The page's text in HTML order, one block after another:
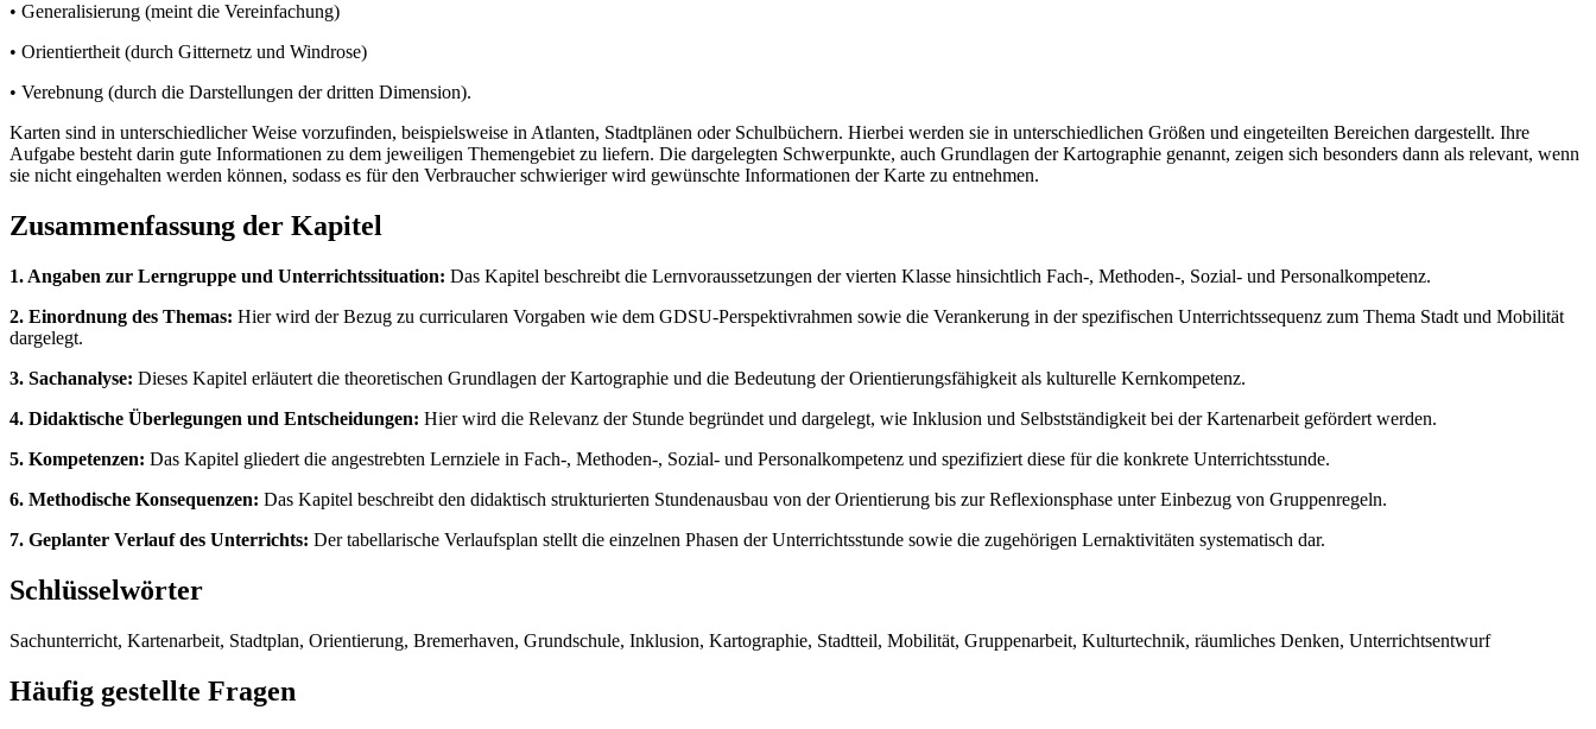
• Generalisierung (meint die Vereinfachung)
• Orientiertheit (durch Gitternetz und Windrose)
• Verebnung (durch die Darstellungen der dritten Dimension).
Karten sind in unterschiedlicher Weise vorzufinden, beispielsweise in Atlanten, Stadtplänen oder Schulbüchern. Hierbei werden sie in unterschiedlichen Größen und eingeteilten Bereichen dargestellt. Ihre
Aufgabe besteht darin gute Informationen zu dem jeweiligen Themengebiet zu liefern. Die dargelegten Schwerpunkte, auch Grundlagen der Kartographie genannt, zeigen sich besonders dann als relevant, wenn
sie nicht eingehalten werden können, sodass es für den Verbraucher schwieriger wird gewünschte Informationen der Karte zu entnehmen.
Zusammenfassung der Kapitel
1. Angaben zur Lerngruppe und Unterrichtssituation: Das Kapitel beschreibt die Lernvoraussetzungen der vierten Klasse hinsichtlich Fach-, Methoden-, Sozial- und Personalkompetenz.
2. Einordnung des Themas: Hier wird der Bezug zu curricularen Vorgaben wie dem GDSU-Perspektivrahmen sowie die Verankerung in der spezifischen Unterrichtssequenz zum Thema Stadt und Mobilität
dargelegt.
3. Sachanalyse: Dieses Kapitel erläutert die theoretischen Grundlagen der Kartographie und die Bedeutung der Orientierungsfähigkeit als kulturelle Kernkompetenz.
4. Didaktische Überlegungen und Entscheidungen: Hier wird die Relevanz der Stunde begründet und dargelegt, wie Inklusion und Selbstständigkeit bei der Kartenarbeit gefördert werden.
5. Kompetenzen: Das Kapitel gliedert die angestrebten Lernziele in Fach-, Methoden-, Sozial- und Personalkompetenz und spezifiziert diese für die konkrete Unterrichtsstunde.
6. Methodische Konsequenzen: Das Kapitel beschreibt den didaktisch strukturierten Stundenausbau von der Orientierung bis zur Reflexionsphase unter Einbezug von Gruppenregeln.
7. Geplanter Verlauf des Unterrichts: Der tabellarische Verlaufsplan stellt die einzelnen Phasen der Unterrichtsstunde sowie die zugehörigen Lernaktivitäten systematisch dar.
Schlüsselwörter
Sachunterricht, Kartenarbeit, Stadtplan, Orientierung, Bremerhaven, Grundschule, Inklusion, Kartographie, Stadtteil, Mobilität, Gruppenarbeit, Kulturtechnik, räumliches Denken, Unterrichtsentwurf
Häufig gestellte Fragen